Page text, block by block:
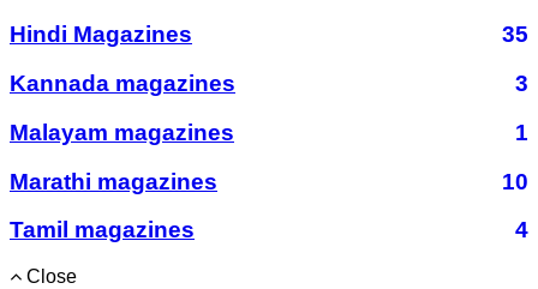
Hindi Magazines
35
Kannada magazines
3
Malayam magazines
1
Marathi magazines
10
Tamil magazines
4
Close